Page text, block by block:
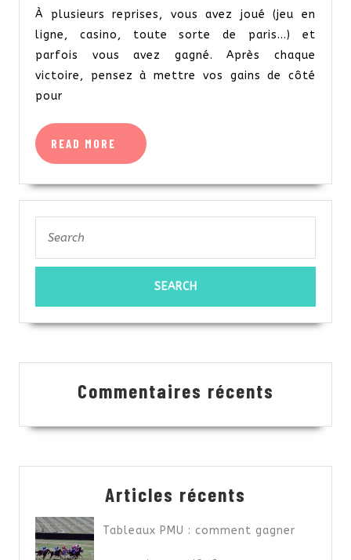
avec
vos
gains
jeux ?
À plusieurs reprises, vous avez joué (jeu en
ligne, casino, toute sorte de paris…) et
parfois vous avez gagné. Après chaque
victoire, pensez à mettre vos gains de côté
pour
READ MORE
READ
MORE
for:
Commentaires récents
Articles récents
Tableaux PMU : comment gagner